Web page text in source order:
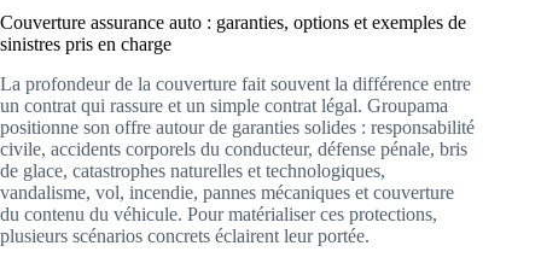
Couverture assurance auto : garanties, options et exemples de
sinistres pris en charge
La profondeur de la couverture fait souvent la différence entre
un contrat qui rassure et un simple contrat légal. Groupama
positionne son offre autour de garanties solides : responsabilité
civile, accidents corporels du conducteur, défense pénale, bris
de glace, catastrophes naturelles et technologiques,
vandalisme, vol, incendie, pannes mécaniques et couverture
du contenu du véhicule. Pour matérialiser ces protections,
plusieurs scénarios concrets éclairent leur portée.